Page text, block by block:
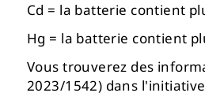
Cd = la batterie contient
Hg = la batterie contient
Vous trouverez des
2023/1542) dans l'initiative